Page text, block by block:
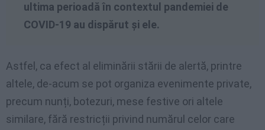
ultima perioadă în contextul pandemiei de
COVID-19 au dispărut și ele.
Astfel, ca efect al eliminării stării de alertă, printre
altele, de-acum se pot organiza evenimente private,
precum nunți, botezuri, mese festive ori altele
similare, fără restricții privind numărul celor care